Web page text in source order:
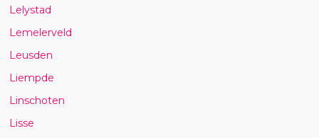
Lelystad
Lemelerveld
Leusden
Liempde
Linschoten
Lisse